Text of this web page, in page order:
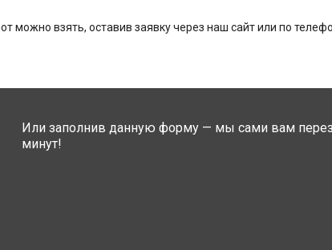
можно взять, оставив заявку через наш сайт или по
Или заполнив данную форму — мы сами вам
минут!